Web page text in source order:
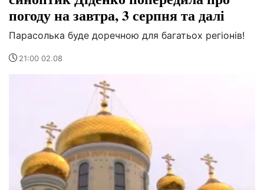
погоду на завтра, 3 серпня та далі
Парасолька буде доречною для багатьох регіонів!
21:00 02.08